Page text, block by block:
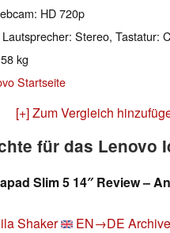
HD 720p
Lautsprecher: Stereo, Tastatur:
kg
Startseite
[+] Zum Vergleich
für das Lenovo
Slim 5 14″ Review –
Shaker EN→DE